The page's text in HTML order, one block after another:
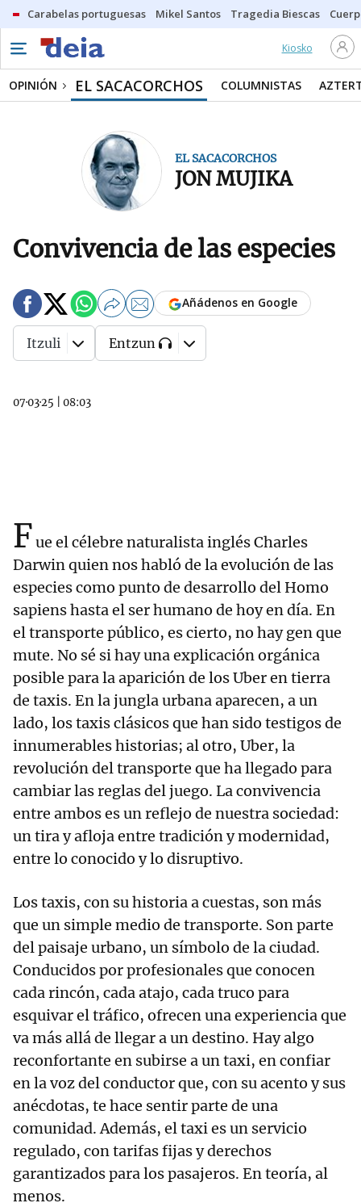
Carabelas portuguesas Mikel Santos Tragedia Biescas
Kiosko
OPINIÓN EL SACACORCHOS COLUMNISTAS
EL SACACORCHOS
JON MUJIKA
Convivencia de las especies
07·03·25 08:03
Añádenos en Google
Itzuli Entzun
Fue el célebre naturalista inglés Charles
Darwin quien nos habló de la evolución de las
especies como punto de desarrollo del Homo
sapiens hasta el ser humano de hoy en día. En
el transporte público, es cierto, no hay gen que
mute. No sé si hay una explicación orgánica
posible para la aparición de los Uber en tierra
de taxis. En la jungla urbana aparecen, a un
lado, los taxis clásicos que han sido testigos de
innumerables historias; al otro, Uber, la
revolución del transporte que ha llegado para
cambiar las reglas del juego. La convivencia
entre ambos es un reflejo de nuestra sociedad:
un tira y afloja entre tradición y modernidad,
entre lo conocido y lo disruptivo.
Los taxis, con su historia a cuestas, son más
que un simple medio de transporte. Son parte
del paisaje urbano, un símbolo de la ciudad.
Conducidos por profesionales que conocen
cada rincón, cada atajo, cada truco para
esquivar el tráfico, ofrecen una experiencia que
va más allá de llegar a un destino. Hay algo
reconfortante en subirse a un taxi, en confiar
en la voz del conductor que, con su acento y sus
anécdotas, te hace sentir parte de una
comunidad. Además, el taxi es un servicio
regulado, con tarifas fijas y derechos
garantizados para los pasajeros. En teoría, al
menos.